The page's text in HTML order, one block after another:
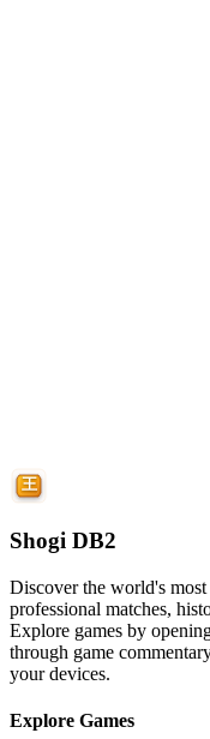
Shogi DB2
Discover the world's most
professional matches,
Explore games by
through game
your devices.
Explore Games